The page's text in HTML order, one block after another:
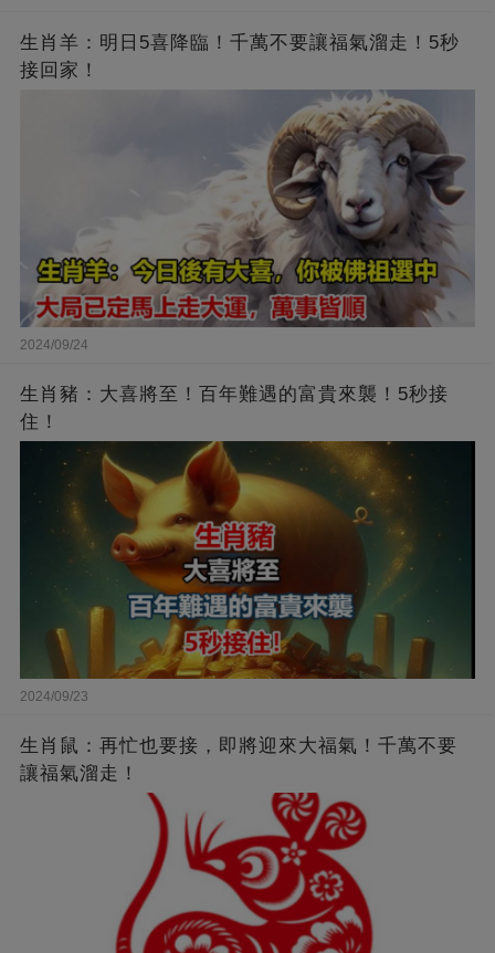
生肖羊：明日5喜降臨！千萬不要讓福氣溜走！5秒
接回家！
2024/09/24
生肖豬：大喜將至！百年難遇的富貴來襲！5秒接
住！
2024/09/23
生肖鼠：再忙也要接，即將迎來大福氣！千萬不要
讓福氣溜走！